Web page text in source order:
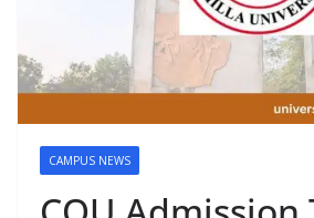
CAMPUS NEWS